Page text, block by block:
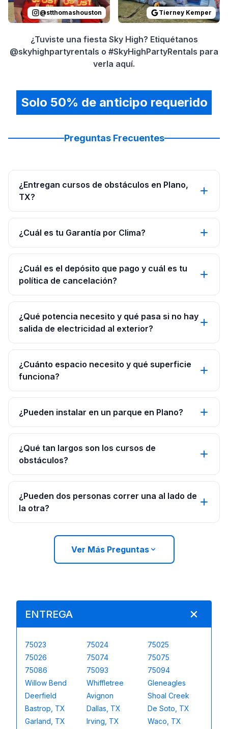
@stthomashouston Tierney Kemper
¿Tuviste una fiesta Sky High? Etiquétanos
@skyhighpartyrentals o #SkyHighPartyRentals para
verla aquí.
Solo 50% de anticipo requerido
Preguntas Frecuentes
¿Entregan cursos de obstáculos en Plano,
TX?
¿Cuál es tu Garantía por Clima?
¿Cuál es el depósito que pago y cuál es tu
política de cancelación?
¿Qué potencia necesito y qué pasa si no hay
salida de electricidad al exterior?
¿Cuánto espacio necesito y qué superficie
funciona?
¿Pueden instalar en un parque en Plano?
¿Qué tan largos son los cursos de
obstáculos?
¿Pueden dos personas correr una al lado de
la otra?
Ver Más Preguntas
ENTREGA
75023 75024
75025
75026
75074
75075
75086
75093
75094
Willow Bend
Whiffletree
Gleneagles
Deerfield
Avignon
Shoal Creek
Bastrop, TX
Dallas, TX
De Soto, TX
Garland, TX
Irving, TX
Waco, TX